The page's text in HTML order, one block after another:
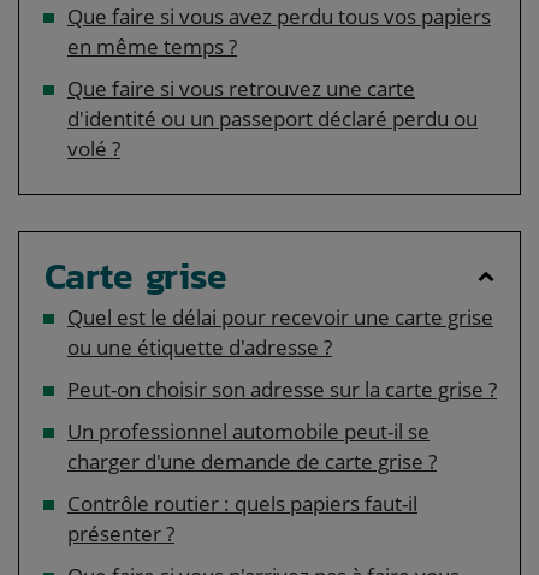
Que faire si vous avez perdu tous vos papiers
en même temps ?
Que faire si vous retrouvez une carte
d'identité ou un passeport déclaré perdu ou
volé ?
Carte grise
Quel est le délai pour recevoir une carte grise
ou une étiquette d'adresse ?
Peut-on choisir son adresse sur la carte grise ?
Un professionnel automobile peut-il se
charger d'une demande de carte grise ?
Contrôle routier : quels papiers faut-il
présenter ?